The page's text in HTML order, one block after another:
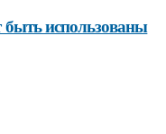
быть использованы